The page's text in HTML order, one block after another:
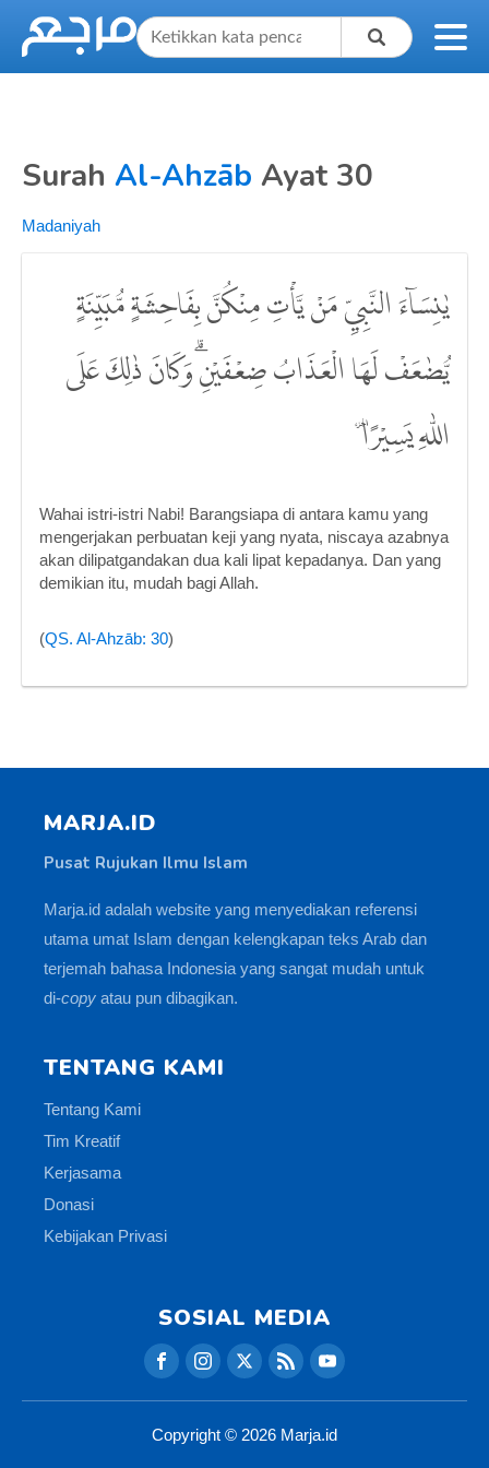
Surah Al-Ahzāb Ayat 30
Madaniyah
يٰنِسَاۤءَ النَّبِيِّ مَنْ يَّأْتِ مِنْكُنَّ بِفَاحِشَةٍ مُّبَيِّنَةٍ
يُّضٰعَفْ لَهَا الْعَذَابُ ضِعْفَيْنِۗ وَكَانَ ذٰلِكَ عَلَى
اللّٰهِ يَسِيْرًا ۔
Wahai istri-istri Nabi! Barangsiapa di antara kamu yang
mengerjakan perbuatan keji yang nyata, niscaya azabnya
akan dilipatgandakan dua kali lipat kepadanya. Dan yang
demikian itu, mudah bagi Allah.
(QS. Al-Ahzāb: 30)
MARJA.ID
Pusat Rujukan Ilmu Islam
Marja.id adalah website yang menyediakan referensi
utama umat Islam dengan kelengkapan teks Arab dan
terjemah bahasa Indonesia yang sangat mudah untuk
di-copy atau pun dibagikan.
TENTANG KAMI
Tentang Kami
Tim Kreatif
Kerjasama
Donasi
Kebijakan Privasi
SOSIAL MEDIA
Copyright © 2026 Marja.id